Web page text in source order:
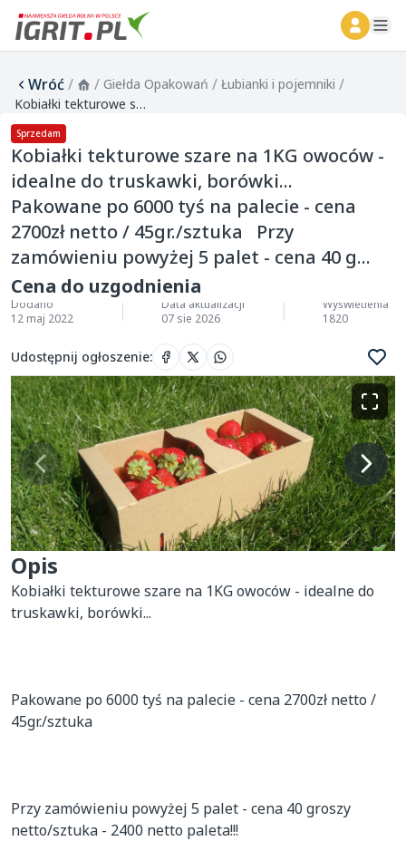
Wróć/ / Giełda Opakowań / Łubianki i pojemniki /
Kobiałki tekturowe szare na 1KG owoców - idealne do truskawki, borówki... Pakowane po 6000 tyś na palecie - cena 2700zł netto / 45gr./sztuka Przy zamówieniu powyżej 5 palet - cena 40 g...
Sprzedam
Kobiałki tekturowe szare na 1KG owoców -
idealne do truskawki, borówki...
Pakowane po 6000 tyś na palecie - cena
2700zł netto / 45gr./sztuka Przy
zamówieniu powyżej 5 palet - cena 40 g...
Cena do uzgodnienia
Dodano
12 maj 2022
Data aktualizacji
07 sie 2026
Wyświetlenia
1820
Udostępnij ogłoszenie:
Opis
Kobiałki tekturowe szare na 1KG owoców - idealne do
truskawki, borówki...
Pakowane po 6000 tyś na palecie - cena 2700zł netto /
45gr./sztuka
Przy zamówieniu powyżej 5 palet - cena 40 groszy
netto/sztuka - 2400 netto paleta!!!